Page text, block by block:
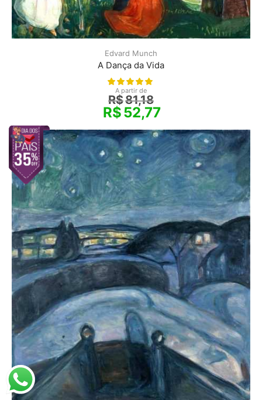
Edvard Munch
A Dança da Vida
A partir de
R$81,18
R$52,77